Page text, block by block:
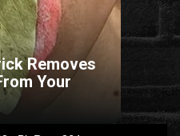
Removes
Your